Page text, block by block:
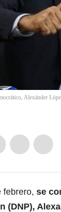
Alexánder
febrero, se
(DNP),